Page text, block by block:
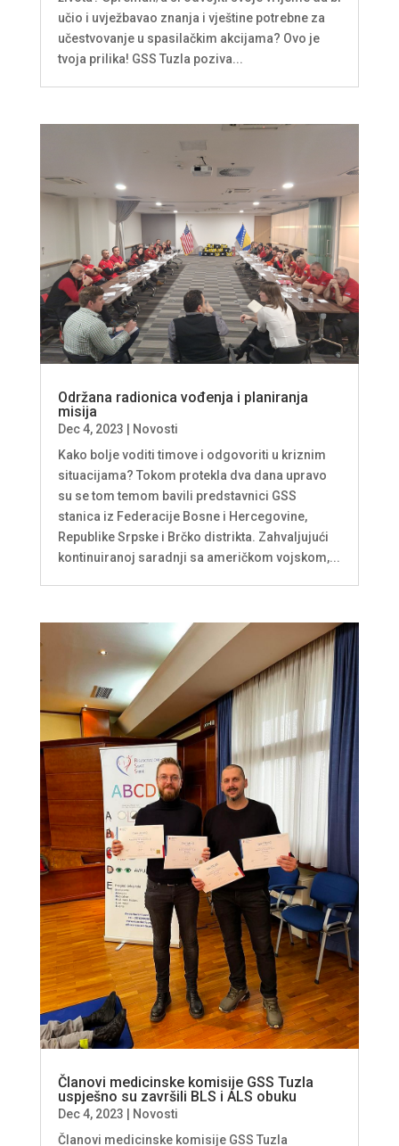
učio i uvježbavao znanja i vještine potrebne za
učestvovanje u spasilačkim akcijama? Ovo je
tvoja prilika! GSS Tuzla poziva...
Održana radionica vođenja i planiranja
misija
Dec 4, 2023
Novosti
Kako bolje voditi timove i odgovoriti u kriznim
situacijama? Tokom protekla dva dana upravo
su se tom temom bavili predstavnici GSS
stanica iz Federacije Bosne i Hercegovine,
Republike Srpske i Brčko distrikta. Zahvaljujući
kontinuiranoj saradnji sa američkom vojskom,...
Članovi medicinske komisije GSS Tuzla
uspješno su završili BLS i ALS obuku
Dec 4, 2023
Novosti
Članovi medicinske komisije GSS Tuzla